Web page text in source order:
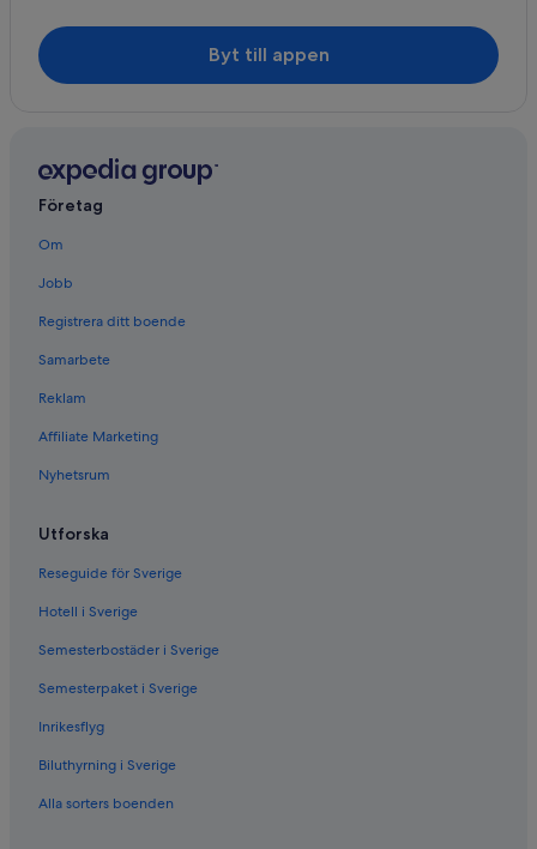
Porto Rotondo
Porto Cervo
Porto Taverna
Sant'Antonio di Gallura
La Caletta
Budoni
San Pasquale
Byt till appen
Företag
Om
Jobb
Registrera ditt boende
Samarbete
Reklam
Affiliate Marketing
Nyhetsrum
Utforska
Reseguide för Sverige
Hotell i Sverige
Semesterbostäder i Sverige
Semesterpaket i Sverige
Inrikesflyg
Biluthyrning i Sverige
Alla sorters boenden